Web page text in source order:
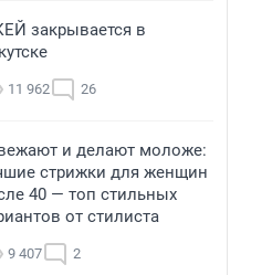
закрывается в
11 962 26
и делают моложе:
стрижки для женщин
40 — топ стильных
от стилиста
9 407 2